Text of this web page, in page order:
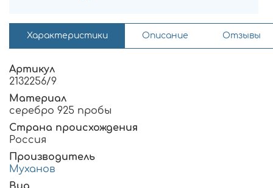
Характеристики Описание Отзывы
Артикул
2132256/9
Материал
серебро 925 пробы
Страна происхождения
Россия
Производитель
Муханов